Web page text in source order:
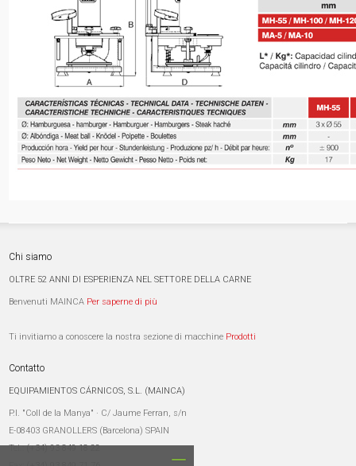
Chi siamo
OLTRE 52 ANNI DI ESPERIENZA NEL SETTORE DELLA CARNE
Benvenuti MAINCA Per saperne di più
Ti invitiamo a conoscere la nostra sezione di macchine Prodotti
Contatto
EQUIPAMIENTOS CÁRNICOS, S.L. (MAINCA)
P.I. "Coll de la Manya" · C/ Jaume Ferran, s/n
E-08403 GRANOLLERS (Barcelona) SPAIN
Tel.:(+34) 93 849 18 22